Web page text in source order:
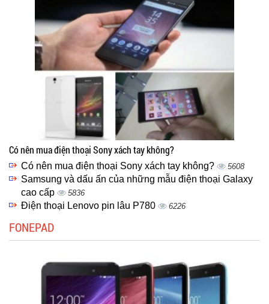
Có nên mua điện thoại Sony xách tay không?
Có nên mua điện thoại Sony xách tay không? 5608
Samsung và dấu ấn của những mẫu điện thoại Galaxy
cao cấp
5836
Điện thoại Lenovo pin lâu P780 6226
FONEPAD